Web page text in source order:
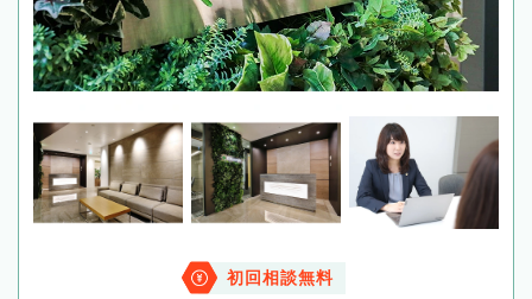
初回相談無料